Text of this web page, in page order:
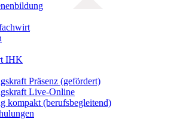
IHK
Präsenz (gefördert)
Live-Online
kompakt (berufsbegleitend)